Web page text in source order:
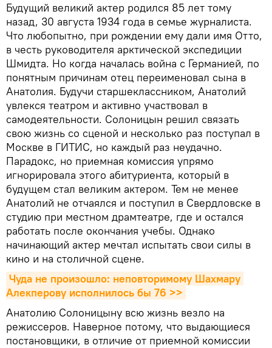
Будущий великий актер родился 85 лет тому
назад, 30 августа 1934 года в семье журналиста.
Что любопытно, при рождении ему дали имя Отто,
в честь руководителя арктической экспедиции
Шмидта. Но когда началась война с Германией, по
понятным причинам отец переименовал сына в
Анатолия. Будучи старшеклассником, Анатолий
увлекся театром и активно участвовал в
самодеятельности. Солоницын решил связать
свою жизнь со сценой и несколько раз поступал в
Москве в ГИТИС, но каждый раз неудачно.
Парадокс, но приемная комиссия упрямо
игнорировала этого абитуриента, который в
будущем стал великим актером. Тем не менее
Анатолий не отчаялся и поступил в Свердловске в
студию при местном драмтеатре, где и остался
работать после окончания учебы. Однако
начинающий актер мечтал испытать свои силы в
кино и на столичной сцене.
Чуда не произошло: неповторимому Шахмару
Алекперову исполнилось бы 76 >>
Анатолию Солоницыну всю жизнь везло на
режиссеров. Наверное потому, что выдающиеся
постановщики, в отличие от приемной комиссии